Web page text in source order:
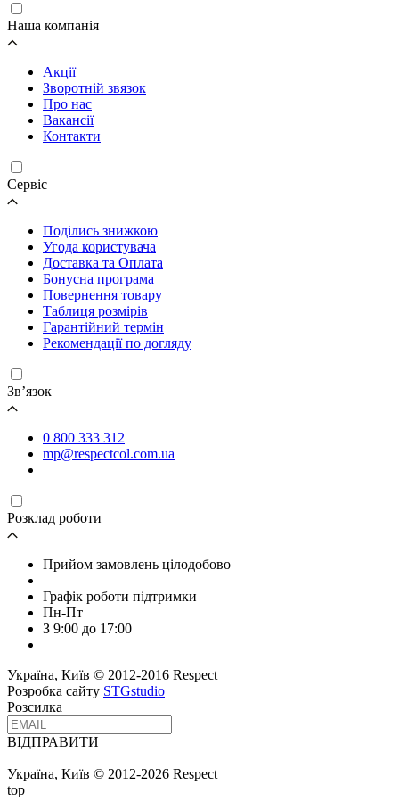
Наша компанія
Акції
Зворотній звязок
Про нас
Вакансії
Контакти
Cервіс
Поділись знижкою
Угода користувача
Доставка та Оплата
Бонусна програма
Повернення товару
Таблиця розмірів
Гарантійний термін
Рекомендації по догляду
Зв’язок
0 800 333 312
mp@respectcol.com.ua
Розклад роботи
Прийом замовлень цілодобово
Графік роботи підтримки
Пн-Пт
З 9:00 до 17:00
Україна, Київ © 2012-2016 Respect
Розробка сайту STGstudio
Розсилка
ВІДПРАВИТИ
Україна, Київ © 2012-2026 Respect
top